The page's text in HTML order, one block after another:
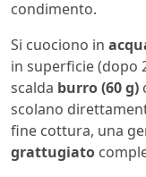
condimento.
Si cuociono in
in superficie (dopo
scalda burro (60 g)
scolano
fine cottura, una
grattugiato